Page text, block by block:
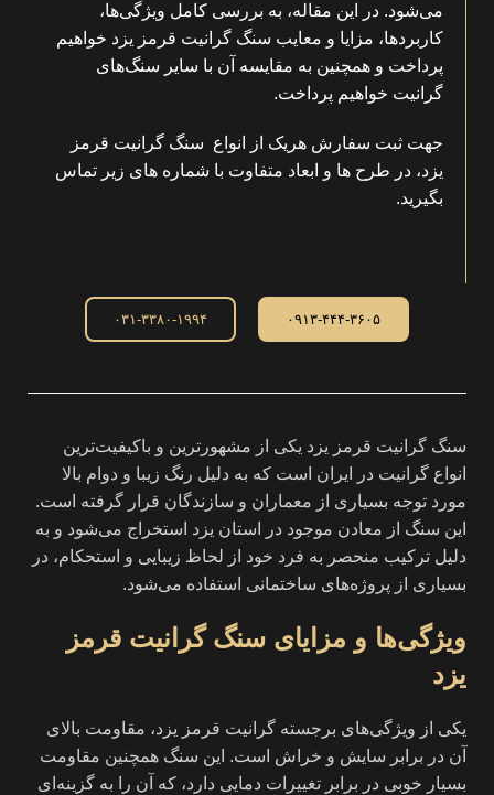
می‌شود. در این مقاله، به بررسی کامل ویژگی‌ها،
کاربردها، مزایا و معایب سنگ گرانیت قرمز یزد خواهیم
پرداخت و همچنین به مقایسه آن با سایر سنگ‌های
گرانیت خواهیم پرداخت.
جهت ثبت سفارش هریک از انواع سنگ گرانیت قرمز
یزد، در طرح ها و ابعاد متفاوت با شماره های زیر تماس
بگیرید.
۰۹۱۳-۴۴۴-۳۶۰۵ ۰۳۱-۳۳۸۰-۱۹۹۴
سنگ گرانیت قرمز یزد یکی از مشهورترین و باکیفیت‌ترین
انواع گرانیت در ایران است که به دلیل رنگ زیبا و دوام بالا
مورد توجه بسیاری از معماران و سازندگان قرار گرفته است.
این سنگ از معادن موجود در استان یزد استخراج می‌شود و به
دلیل ترکیب منحصر به فرد خود از لحاظ زیبایی و استحکام، در
بسیاری از پروژه‌های ساختمانی استفاده می‌شود.
ویژگی‌ها و مزایای سنگ گرانیت قرمز
یزد
یکی از ویژگی‌های برجسته گرانیت قرمز یزد، مقاومت بالای
آن در برابر سایش و خراش است. این سنگ همچنین مقاومت
بسیار خوبی در برابر تغییرات دمایی دارد، که آن را به گزینه‌ای